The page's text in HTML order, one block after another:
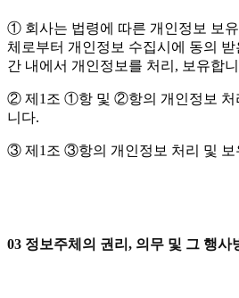
① 회사는 법령에 따른 개인정보 보
체로부터 개인정보 수집시에 동의 받
간 내에서 개인정보를 처리, 보유합
② 제1조 ①항 및 ②항의 개인정보 처
니다.
③ 제1조 ③항의 개인정보 처리 및 보
03 정보주체의 권리, 의무 및 그 행사